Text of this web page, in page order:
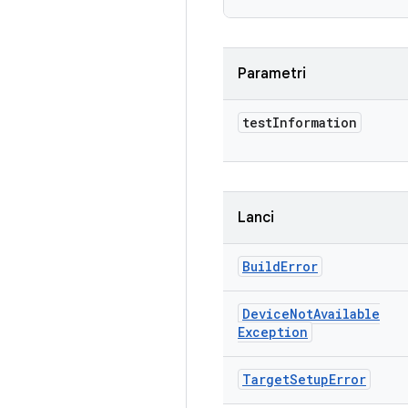
Parametri
testInformation
Lanci
BuildError
DeviceNotAvailable
Exception
TargetSetupError